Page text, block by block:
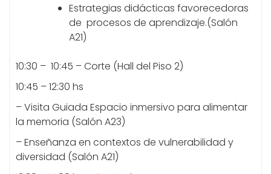
Estrategias didácticas favorecedoras
de procesos de aprendizaje.(Salón
A21)
10:30 – 10:45 – Corte (Hall del Piso 2)
10:45 – 12:30 hs
– Visita Guiada Espacio inmersivo para alimentar
la memoria (Salón A23)
– Enseñanza en contextos de vulnerabilidad y
diversidad (Salón A21)